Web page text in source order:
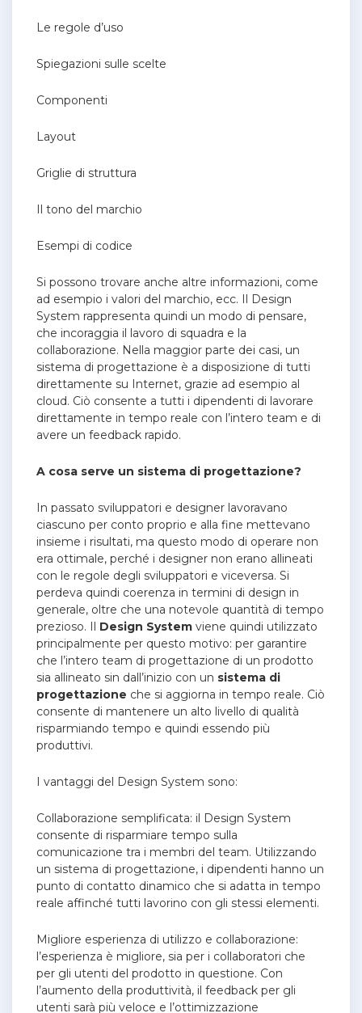
Le regole d’uso
Spiegazioni sulle scelte
Componenti
Layout
Griglie di struttura
Il tono del marchio
Esempi di codice
Si possono trovare anche altre informazioni, come
ad esempio i valori del marchio, ecc. Il Design
System rappresenta quindi un modo di pensare,
che incoraggia il lavoro di squadra e la
collaborazione. Nella maggior parte dei casi, un
sistema di progettazione è a disposizione di tutti
direttamente su Internet, grazie ad esempio al
cloud. Ciò consente a tutti i dipendenti di lavorare
direttamente in tempo reale con l’intero team e di
avere un feedback rapido.
A cosa serve un sistema di progettazione?
In passato sviluppatori e designer lavoravano
ciascuno per conto proprio e alla fine mettevano
insieme i risultati, ma questo modo di operare non
era ottimale, perché i designer non erano allineati
con le regole degli sviluppatori e viceversa. Si
perdeva quindi coerenza in termini di design in
generale, oltre che una notevole quantità di tempo
prezioso. Il Design System viene quindi utilizzato
principalmente per questo motivo: per garantire
che l’intero team di progettazione di un prodotto
sia allineato sin dall’inizio con un sistema di
progettazione che si aggiorna in tempo reale. Ciò
consente di mantenere un alto livello di qualità
risparmiando tempo e quindi essendo più
produttivi.
I vantaggi del Design System sono:
Collaborazione semplificata: il Design System
consente di risparmiare tempo sulla
comunicazione tra i membri del team. Utilizzando
un sistema di progettazione, i dipendenti hanno un
punto di contatto dinamico che si adatta in tempo
reale affinché tutti lavorino con gli stessi elementi.
Migliore esperienza di utilizzo e collaborazione:
l’esperienza è migliore, sia per i collaboratori che
per gli utenti del prodotto in questione. Con
l’aumento della produttività, il feedback per gli
utenti sarà più veloce e l’ottimizzazione